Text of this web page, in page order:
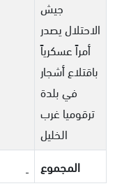
جيش
الاحتلال يصدر
أمراً عسكرياً
باقتلاع أشجار
في بلدة
ترقوميا غرب
الخليل
المجموع